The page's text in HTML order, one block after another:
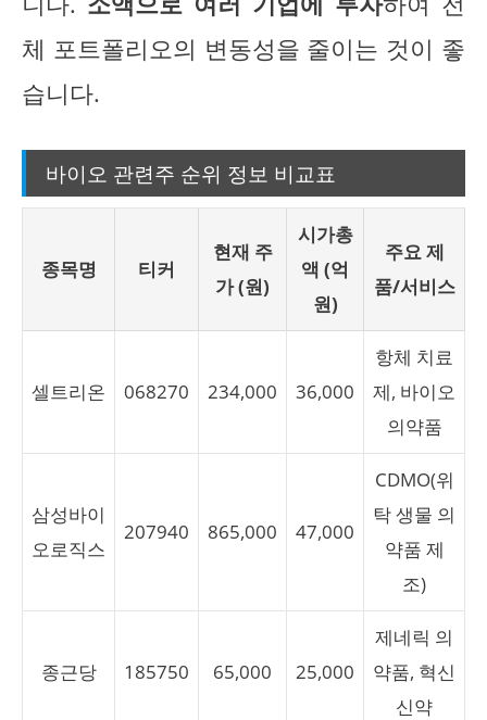
체 포트폴리오의 변동성을 줄이는 것이 좋
습니다.
바이오 관련주 순위 정보 비교표
종목명 티커
현재 주
가 (원)
시가총
액 (억
원)
주요 제
품/서비스
셀트리온 068270 234,000 36,000
항체 치료
제, 바이오
의약품
삼성바이
오로직스
207940 865,000 47,000
CDMO(위
탁 생물 의
약품 제
조)
종근당 185750 65,000 25,000
제네릭 의
약품, 혁신
신약